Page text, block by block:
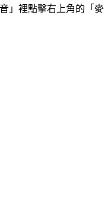
」裡點擊右上角的「麥